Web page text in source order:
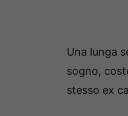
Una lunga
sogno,
stesso ex